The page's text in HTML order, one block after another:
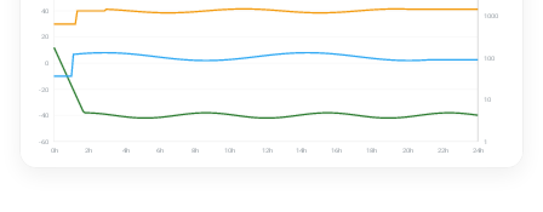
-60
-40
-20
0
20
40
1
10
100
1000
0h 2h 4h 6h 8h 10h 12h 14h 16h 18h 20h 22h 24h